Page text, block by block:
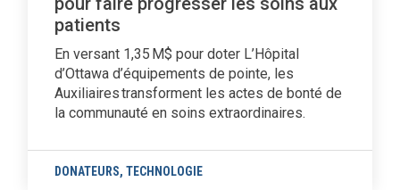
patients
En versant 1,35 M$ pour doter L’Hôpital
d’Ottawa d’équipements de pointe, les
Auxiliaires transforment les actes de bonté de
la communauté en soins extraordinaires.
DONATEURS,TECHNOLOGIE